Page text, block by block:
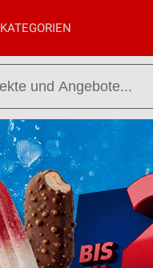
KATEGORIEN